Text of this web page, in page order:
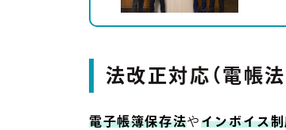
法改正対応（電帳
電子帳簿保存法やインボイス